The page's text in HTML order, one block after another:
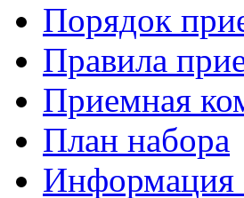
Порядок
Правила
Приемная
План набора
Информация